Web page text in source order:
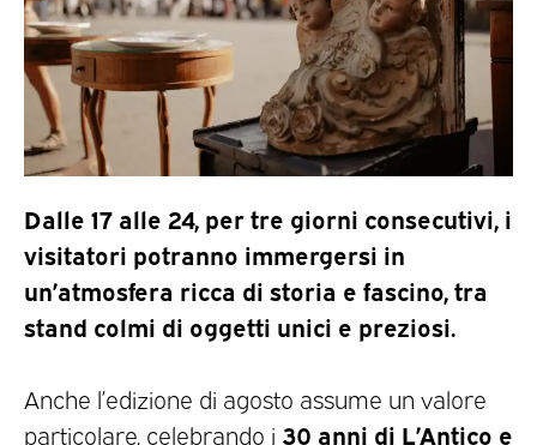
Dalle 17 alle 24, per tre giorni consecutivi, i
visitatori potranno immergersi in
un’atmosfera ricca di storia e fascino, tra
stand colmi di oggetti unici e preziosi.
Anche l’edizione di agosto assume un valore
particolare, celebrando i 30 anni di L’Antico e